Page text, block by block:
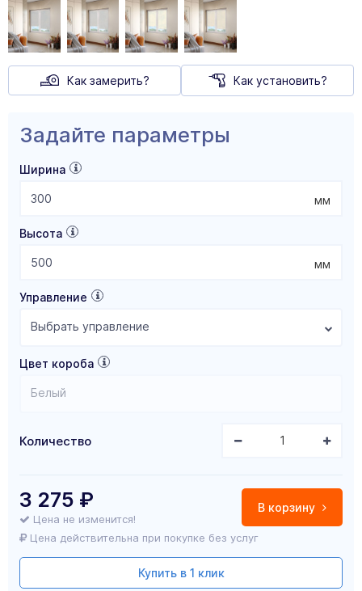
Как замерить? Как установить?
Задайте параметры
Ширина
мм
Высота
мм
Управление
Выбрать управление
Цвет короба
Белый
Количество
В корзину
3 275 ₽
Цена не изменится!
Цена действительна при покупке без услуг
Купить в 1 клик